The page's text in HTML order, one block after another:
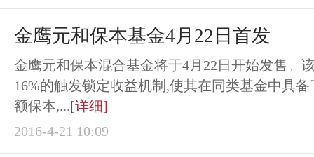
金鹰元和保本基金4月22日首发
金鹰元和保本混合基金将于4月22日开始发售。
16%的触发锁定收益机制,使其在同类基金中具
额保本,...[详细]
2016-4-21 10:09